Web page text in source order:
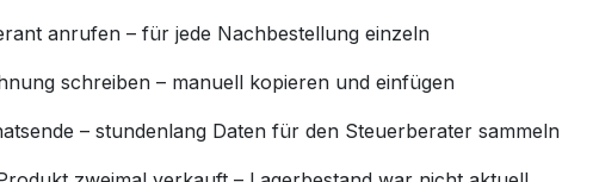
anrufen – für jede Nachbestellung einzeln
schreiben – manuell kopieren und einfügen
– stundenlang Daten für den Steuerberater sammeln